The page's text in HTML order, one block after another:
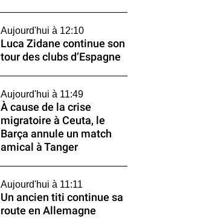
Aujourd'hui à 12:10
Luca Zidane continue son
tour des clubs d’Espagne
Aujourd'hui à 11:49
À cause de la crise
migratoire à Ceuta, le
Barça annule un match
amical à Tanger
Aujourd'hui à 11:11
Un ancien titi continue sa
route en Allemagne